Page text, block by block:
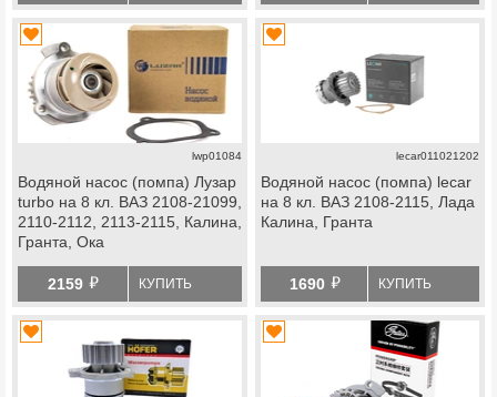
lwp01084
Водяной насос (помпа) Лузар
turbo на 8 кл. ВАЗ 2108-21099,
2110-2112, 2113-2115, Калина,
Гранта, Ока
2159 й КУПИТЬ
lecar011021202
Водяной насос (помпа) lecar
на 8 кл. ВАЗ 2108-2115, Лада
Калина, Гранта
1690 й КУПИТЬ